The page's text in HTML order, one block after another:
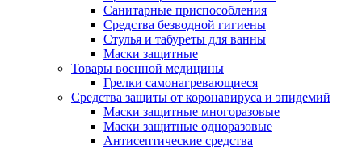
Санитарные приспособления
Средства безводной гигиены
Стулья и табуреты для ванны
Маски защитные
Товары военной медицины
Грелки самонагревающиеся
Средства защиты от коронавируса и эпидемий
Маски защитные многоразовые
Маски защитные одноразовые
Антисептические средства